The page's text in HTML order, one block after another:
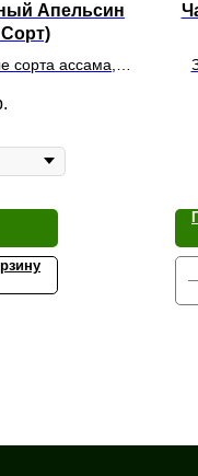
Апельсин
сорта ассама,